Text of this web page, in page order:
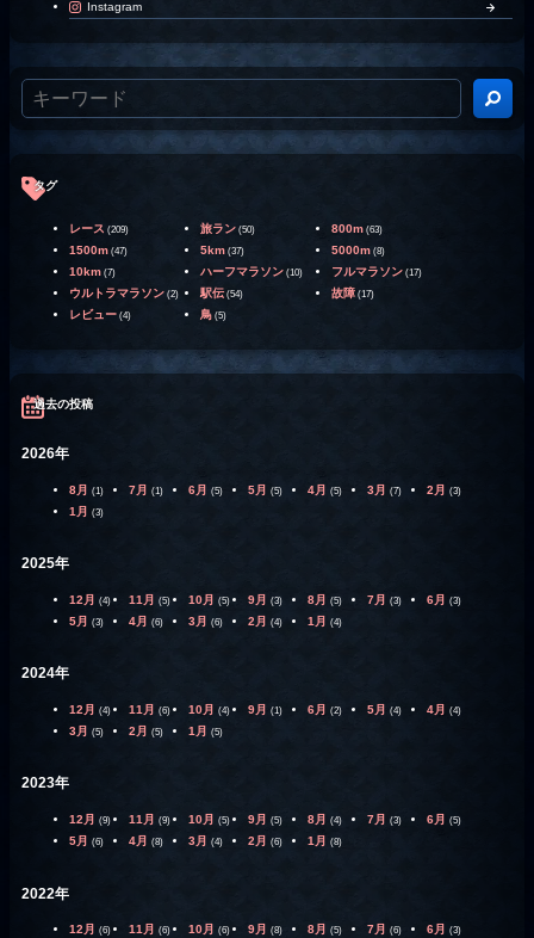
Instagram
タグ
レース (209) 旅ラン (50) 800m (63)
1500m (47) 5km (37) 5000m (8)
10km (7) ハーフマラソン (10) フルマラソン (17)
ウルトラマラソン (2) 駅伝 (54) 故障 (17)
レビュー (4) 鳥 (5)
過去の投稿
2026年
8月 (1) 7月 (1) 6月 (5) 5月 (5) 4月 (5) 3月 (7) 2月 (3)
1月 (3)
2025年
12月 (4) 11月 (5) 10月 (5) 9月 (3) 8月 (5) 7月 (3) 6月 (3)
5月 (3) 4月 (6) 3月 (6) 2月 (4) 1月 (4)
2024年
12月 (4) 11月 (6) 10月 (4) 9月 (1) 6月 (2) 5月 (4) 4月 (4)
3月 (5) 2月 (5) 1月 (5)
2023年
12月 (9) 11月 (9) 10月 (5) 9月 (5) 8月 (4) 7月 (3) 6月 (5)
5月 (6) 4月 (8) 3月 (4) 2月 (6) 1月 (8)
2022年
12月 (6) 11月 (6) 10月 (6) 9月 (8) 8月 (5) 7月 (6) 6月 (3)